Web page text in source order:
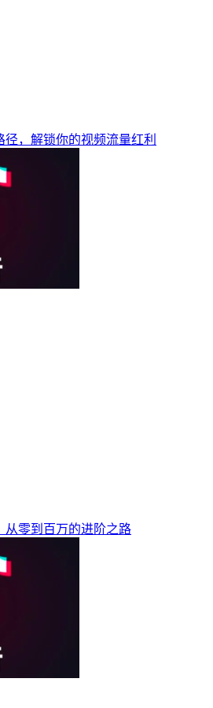
，解锁你的视频流量红利
从零到百万的进阶之路